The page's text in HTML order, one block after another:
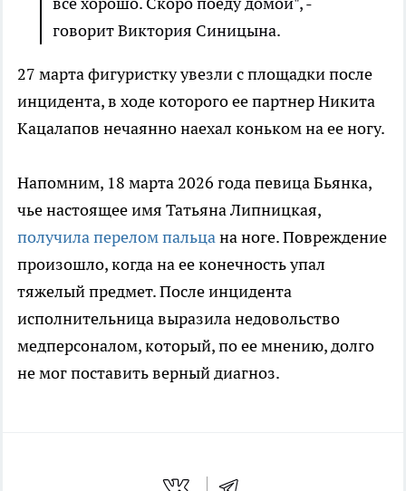
говорит Виктория Синицына.
27 марта фигуристку увезли с площадки после
инцидента, в ходе которого ее партнер Никита
Кацалапов нечаянно наехал коньком на ее ногу.
Напомним, 18 марта 2026 года певица Бьянка,
чье настоящее имя Татьяна Липницкая,
получила перелом пальцана ноге. Повреждение
произошло, когда на ее конечность упал
тяжелый предмет. После инцидента
исполнительница выразила недовольство
медперсоналом, который, по ее мнению, долго
не мог поставить верный диагноз.